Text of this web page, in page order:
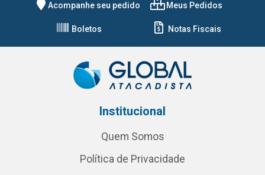
Acompanhe seu pedido Meus Pedidos
Boletos Notas Fiscais
Institucional
Quem Somos
Política de Privacidade